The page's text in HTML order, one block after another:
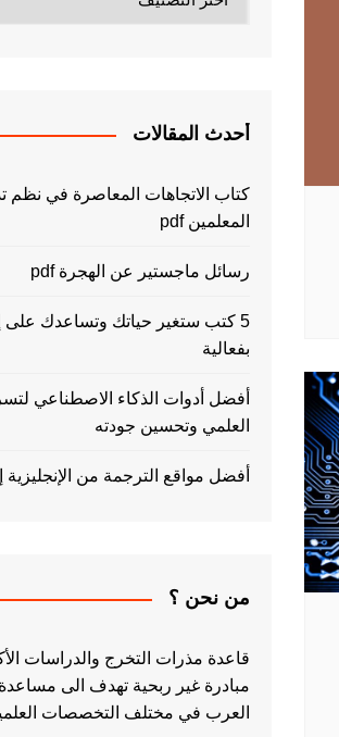
أحدث المقالات
كتاب الاتجاهات المعاصرة في نظم
المعلمين pdf
رسائل ماجستير عن الهجرة pdf
5 كتب ستغير حياتك وتساعدك على
بفعالية
أفضل أدوات الذكاء الاصطناعي
العلمي وتحسين جودته
أفضل مواقع الترجمة من الإنجليزية
من نحن ؟
مبادرة غير ربحية تهدف الى مساعدة
العرب في مختلف التخصصات